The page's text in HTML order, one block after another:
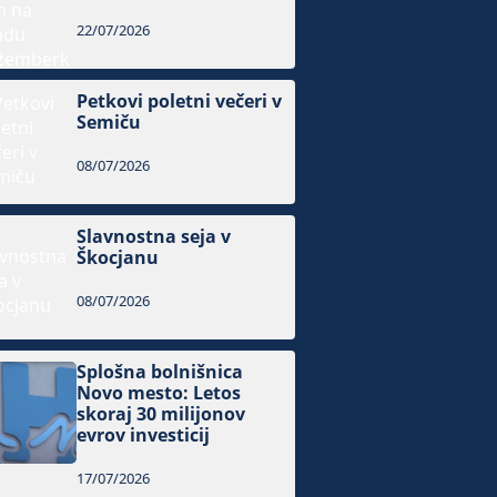
22/07/2026
Petkovi poletni večeri v
Semiču
08/07/2026
Slavnostna seja v
Škocjanu
08/07/2026
Splošna bolnišnica
Novo mesto: Letos
skoraj 30 milijonov
evrov investicij
17/07/2026